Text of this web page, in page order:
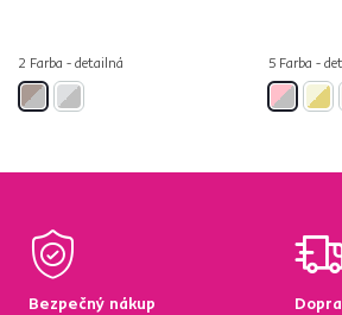
2 Farba - detailná 5 Farba -
Bezpečný nákup